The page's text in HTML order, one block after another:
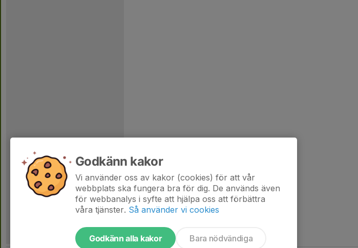
Godkänn kakor
Vi använder oss av kakor (cookies) för att vår
webbplats ska fungera bra för dig. De används även
för webbanalys i syfte att hjälpa oss att förbättra
våra tjänster. Så använder vi cookies
Godkänn alla kakor Bara nödvändiga